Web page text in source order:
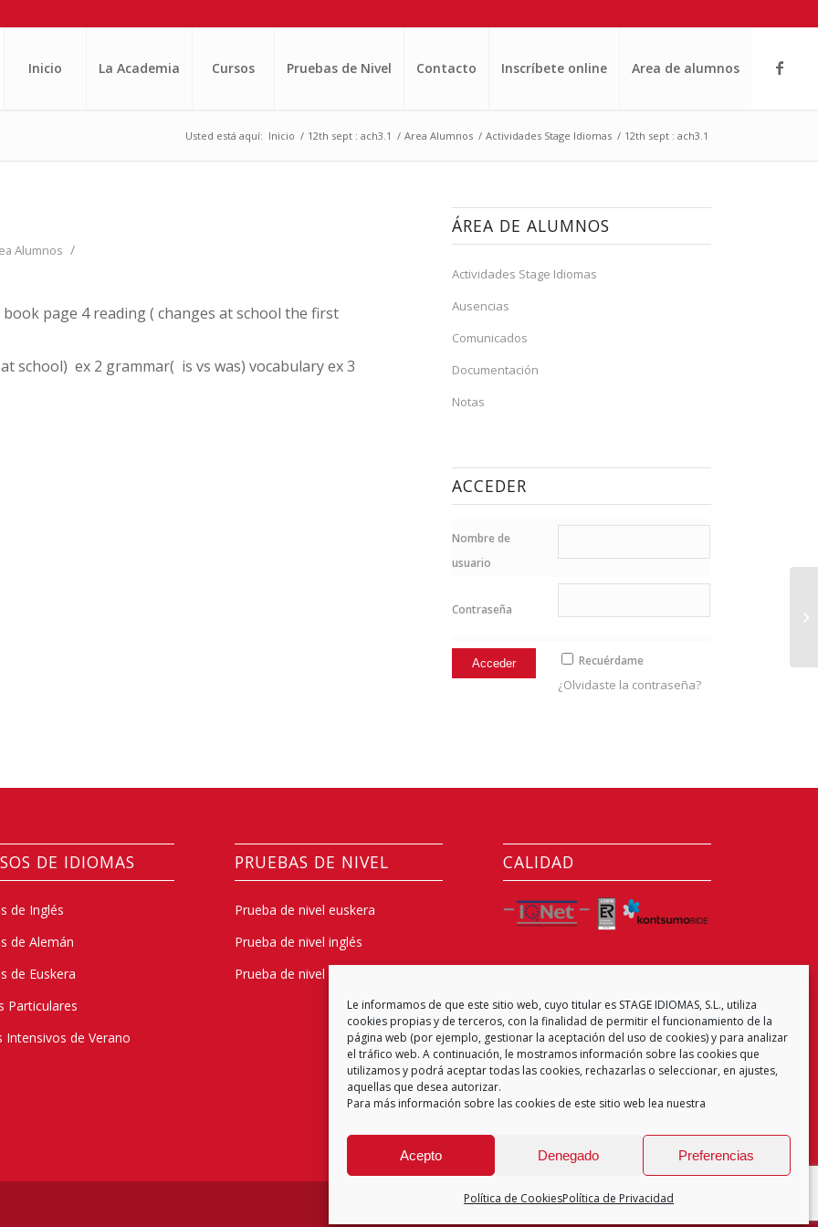
Le informamos de que este sitio web, cuyo titular es STAGE IDIOMAS, S.L., utiliza
cookies propias y de terceros, con la finalidad de permitir el funcionamiento de la
página web (por ejemplo, gestionar la aceptación del uso de cookies) y para analizar
el tráfico web. A continuación, le mostramos información sobre las cookies que
utilizamos y podrá aceptar todas las cookies, rechazarlas o seleccionar, en ajustes,
aquellas que desea autorizar.
Para más información sobre las cookies de este sitio web lea nuestra
Acepto Denegado Preferencias
Política de CookiesPolítica de Privacidad
Inicio La Academia Cursos Pruebas de Nivel Contacto Inscríbete online Area de alumnos
Usted está aquí: Inicio / 12th sept : ach3.1 / Area Alumnos / Actividades Stage Idiomas / 12th sept : ach3.1
Alumnos /
page 4 reading ( changes at school the first
school) ex 2 grammar( is vs was) vocabulary ex 3
ÁREA DE ALUMNOS
Actividades Stage Idiomas
Ausencias
Comunicados
Documentación
Notas
ACCEDER
Nombre de
usuario
Contraseña
Recuérdame
¿Olvidaste la contraseña?
DE IDIOMAS
de Inglés
de Alemán
de Euskera
Particulares
Intensivos de Verano
PRUEBAS DE NIVEL
Prueba de nivel euskera
Prueba de nivel inglés
Prueba de nivel alemán
CALIDAD
CENTRO EXAMINADOR
Política de Privacidad Aviso Legal Política de Cookies